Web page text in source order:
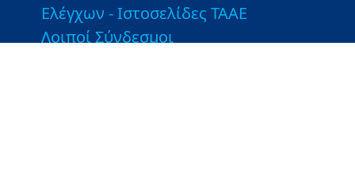
Ελέγχων - Ιστοσελίδες ΤΑΑΕ
Λοιποί Σύνδεσμοι